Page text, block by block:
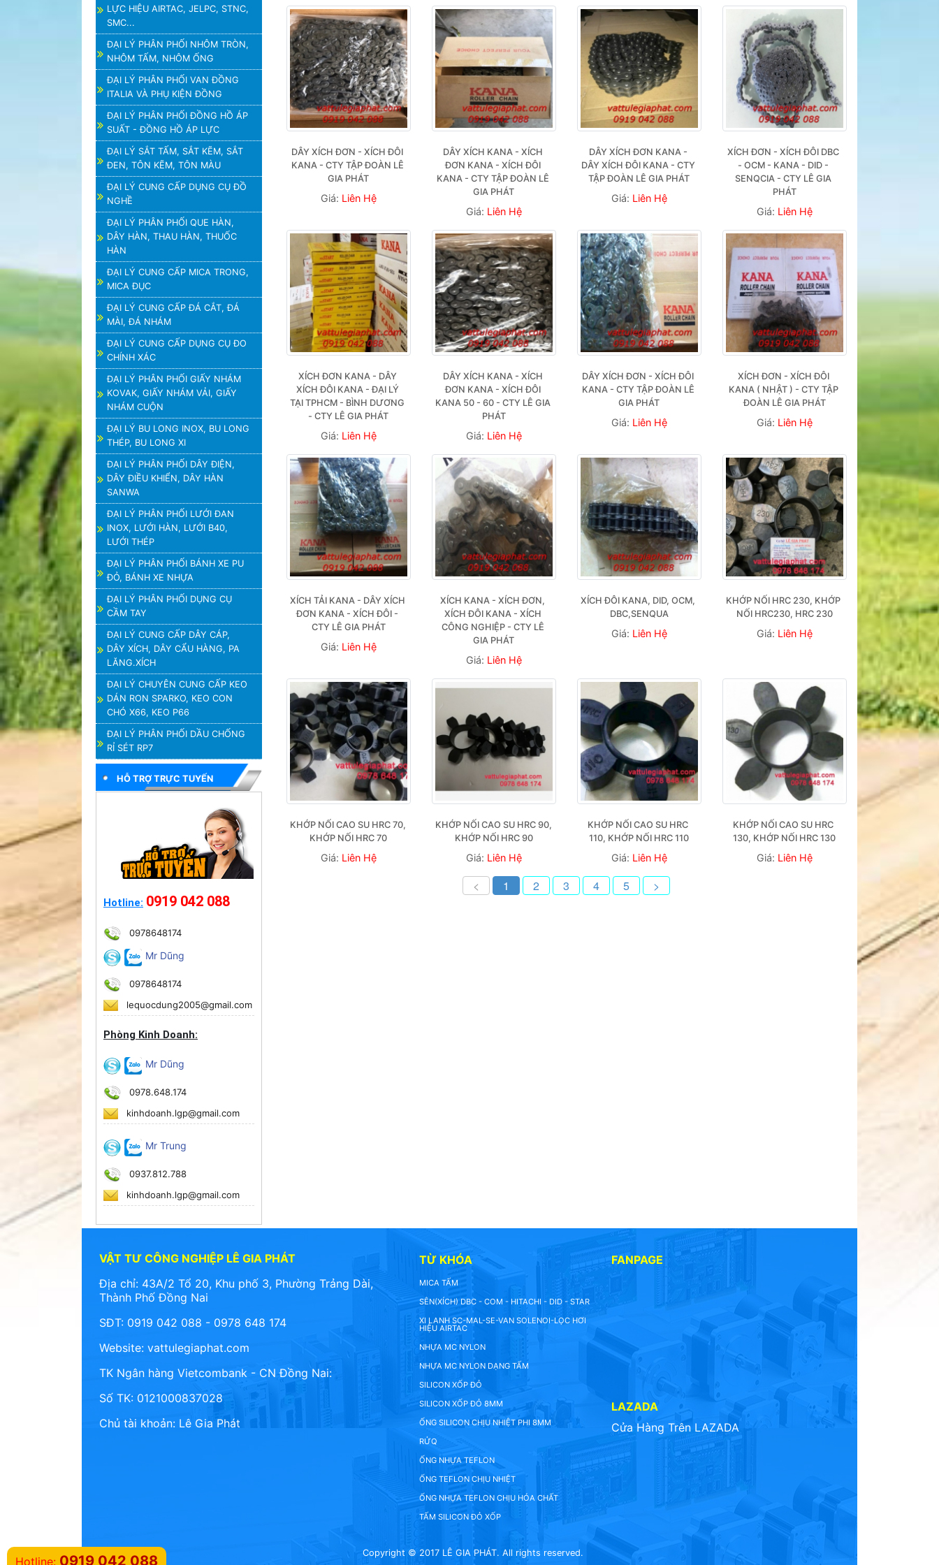
LỰC HIỆU AIRTAC, JELPC, STNC,
SMC...
ĐẠI LÝ PHÂN PHỐI NHÔM TRÒN,
NHÔM TẤM, NHÔM ỐNG
ĐẠI LÝ PHÂN PHỐI VAN ĐỒNG
ITALIA VÀ PHỤ KIỆN ĐỒNG
ĐẠI LÝ PHÂN PHỐI ĐỒNG HỒ ÁP
SUẤT - ĐỒNG HỒ ÁP LỰC
ĐẠI LÝ SẮT TẤM, SẮT KẼM, SẮT
ĐEN, TÔN KẼM, TÔN MÀU
ĐẠI LÝ CUNG CẤP DỤNG CỤ ĐỒ
NGHỀ
ĐẠI LÝ PHÂN PHỐI QUE HÀN,
DÂY HÀN, THAU HÀN, THUỐC
HÀN
ĐẠI LÝ CUNG CẤP MICA TRONG,
MICA ĐỤC
ĐẠI LÝ CUNG CẤP ĐÁ CẮT, ĐÁ
MÀI, ĐÁ NHÁM
ĐẠI LÝ CUNG CẤP DỤNG CỤ ĐO
CHÍNH XÁC
ĐẠI LÝ PHÂN PHỐI GIẤY NHÁM
KOVAK, GIẤY NHÁM VẢI, GIẤY
NHÁM CUỘN
ĐẠI LÝ BU LONG INOX, BU LONG
THÉP, BU LONG XI
ĐẠI LÝ PHÂN PHỐI DÂY ĐIỆN,
DÂY ĐIỀU KHIỂN, DÂY HÀN
SANWA
ĐẠI LÝ PHÂN PHỐI LƯỚI ĐAN
INOX, LƯỚI HÀN, LƯỚI B40,
LƯỚI THÉP
ĐẠI LÝ PHÂN PHỐI BÁNH XE PU
ĐỎ, BÁNH XE NHỰA
ĐẠI LÝ PHÂN PHỐI DỤNG CỤ
CẦM TAY
ĐẠI LÝ CUNG CẤP DÂY CÁP,
DÂY XÍCH, DÂY CẨU HÀNG, PA
LĂNG.XÍCH
ĐẠI LÝ CHUYÊN CUNG CẤP KEO
DÁN RON SPARKO, KEO CON
CHÓ X66, KEO P66
ĐẠI LÝ PHÂN PHỐI DẦU CHỐNG
RỈ SÉT RP7
HỖ TRỢ TRỰC TUYẾN
Hotline: 0919 042 088
0978648174
Mr Dũng
0978648174
lequocdung2005@gmail.com
Phòng Kinh Doanh:
Mr Dũng
0978.648.174
kinhdoanh.lgp@gmail.com
Mr Trung
0937.812.788
kinhdoanh.lgp@gmail.com
DÂY XÍCH ĐƠN - XÍCH ĐÔI
KANA - CTY TẬP ĐOÀN LÊ
GIA PHÁT
Giá: Liên Hệ
DÂY XÍCH KANA - XÍCH
ĐƠN KANA - XÍCH ĐÔI
KANA - CTY TẬP ĐOÀN LÊ
GIA PHÁT
Giá: Liên Hệ
DÂY XÍCH ĐƠN KANA -
DÂY XÍCH ĐÔI KANA - CTY
TẬP ĐOÀN LÊ GIA PHÁT
Giá: Liên Hệ
XÍCH ĐƠN - XÍCH ĐÔI DBC
- OCM - KANA - DID -
SENQCIA - CTY LÊ GIA
PHÁT
Giá: Liên Hệ
XÍCH ĐƠN KANA - DÂY
XÍCH ĐÔI KANA - ĐẠI LÝ
TẠI TPHCM - BÌNH DƯƠNG
- CTY LÊ GIA PHÁT
Giá: Liên Hệ
DÂY XÍCH KANA - XÍCH
ĐƠN KANA - XÍCH ĐÔI
KANA 50 - 60 - CTY LÊ GIA
PHÁT
Giá: Liên Hệ
DÂY XÍCH ĐƠN - XÍCH ĐÔI
KANA - CTY TẬP ĐOÀN LÊ
GIA PHÁT
Giá: Liên Hệ
XÍCH ĐƠN - XÍCH ĐÔI
KANA ( NHẬT ) - CTY TẬP
ĐOÀN LÊ GIA PHÁT
Giá: Liên Hệ
XÍCH TẢI KANA - DÂY XÍCH
ĐƠN KANA - XÍCH ĐÔI -
CTY LÊ GIA PHÁT
Giá: Liên Hệ
XÍCH KANA - XÍCH ĐƠN,
XÍCH ĐÔI KANA - XÍCH
CÔNG NGHIỆP - CTY LÊ
GIA PHÁT
Giá: Liên Hệ
XÍCH ĐÔI KANA, DID, OCM,
DBC,SENQUA
Giá: Liên Hệ
KHỚP NỐI HRC 230, KHỚP
NỐI HRC230, HRC 230
Giá: Liên Hệ
KHỚP NỐI CAO SU HRC 70,
KHỚP NỐI HRC 70
Giá: Liên Hệ
KHỚP NỐI CAO SU HRC 90,
KHỚP NỐI HRC 90
Giá: Liên Hệ
KHỚP NỐI CAO SU HRC
110, KHỚP NỐI HRC 110
Giá: Liên Hệ
KHỚP NỐI CAO SU HRC
130, KHỚP NỐI HRC 130
Giá: Liên Hệ
< 1 2 3 4 5 >
VẬT TƯ CÔNG NGHIỆP LÊ GIA PHÁT
Địa chỉ: 43A/2 Tổ 20, Khu phố 3, Phường Trảng Dài,
Thành Phố Đồng Nai
SĐT: 0919 042 088 - 0978 648 174
Website: vattulegiaphat.com
TK Ngân hàng Vietcombank - CN Đồng Nai:
Số TK: 0121000837028
Chủ tài khoản: Lê Gia Phát
TỪ KHÓA
MICA TẤM
SÊN(XÍCH) DBC - COM - HITACHI - DID - STAR
XI LANH SC-MAL-SE-VAN SOLENOI-LỌC HƠI
HIỆU AIRTAC
NHỰA MC NYLON
NHỰA MC NYLON DẠNG TẤM
SILICON XỐP ĐỎ
SILICON XỐP ĐỎ 8MM
ỐNG SILICON CHỊU NHIỆT PHI 8MM
RỬQ
ỐNG NHỰA TEFLON
ỐNG TEFLON CHỊU NHIỆT
ỐNG NHỰA TEFLON CHỊU HÓA CHẤT
TẤM SILICON ĐỎ XỐP
FANPAGE
LAZADA
Cửa Hàng Trên LAZADA
Copyright © 2017 LÊ GIA PHÁT. All rights reserved.
Hotline: 0919 042 088